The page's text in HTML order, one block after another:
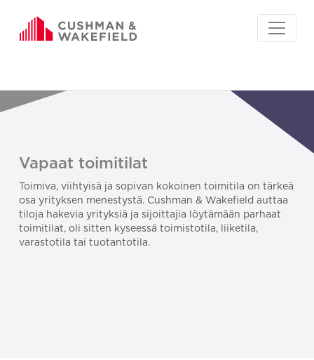
Vapaat toimitilat
Toimiva, viihtyisä ja sopivan kokoinen toimitila on tärkeä
osa yrityksen menestystä. Cushman & Wakefield auttaa
tiloja hakevia yrityksiä ja sijoittajia löytämään parhaat
toimitilat, oli sitten kyseessä toimistotila, liiketila,
varastotila tai tuotantotila.